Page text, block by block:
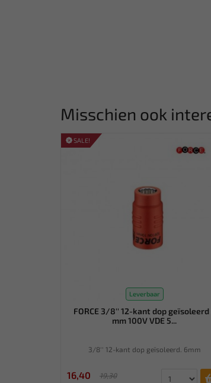
Misschien ook
SALE!
Leverbaar
FORCE 3/8'' 12-kant dop geïsoleerd
mm 100V VDE 5...
3/8'' 12-kant dop geïsoleerd. 6mm
16,40
19,30